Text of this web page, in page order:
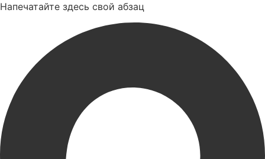
Напечатайте здесь свой абзац